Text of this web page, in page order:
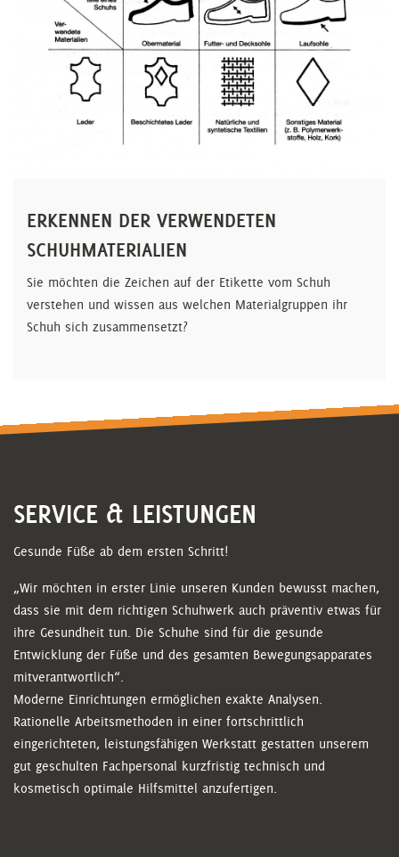
ERKENNEN DER VERWENDETEN
SCHUHMATERIALIEN
Sie möchten die Zeichen auf der Etikette vom Schuh
verstehen und wissen aus welchen Materialgruppen ihr
Schuh sich zusammensetzt?
SERVICE & LEISTUNGEN
Gesunde Füße ab dem ersten Schritt!
„Wir möchten in erster Linie unseren Kunden bewusst machen,
dass sie mit dem richtigen Schuhwerk auch präventiv etwas für
ihre Gesundheit tun. Die Schuhe sind für die gesunde
Entwicklung der Füße und des gesamten Bewegungsapparates
mitverantwortlich“.
Moderne Einrichtungen ermöglichen exakte Analysen.
Rationelle Arbeitsmethoden in einer fortschrittlich
eingerichteten, leistungsfähigen Werkstatt gestatten unserem
gut geschulten Fachpersonal kurzfristig technisch und
kosmetisch optimale Hilfsmittel anzufertigen.